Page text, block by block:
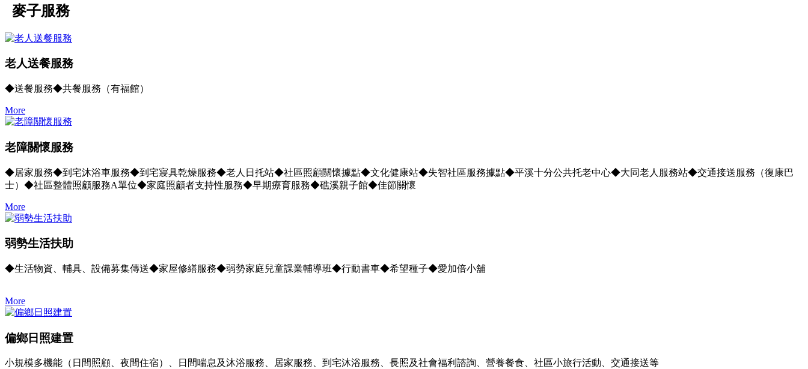
麥子服務
老人送餐服務
◆送餐服務◆共餐服務（有福館）
More
老障關懷服務
◆居家服務◆到宅沐浴車服務◆到宅寢具乾燥服務◆老人日托站◆社區照顧關懷據點◆文化健康站◆失智社區服務據點◆平溪十分公共托老中心◆大同老人服務站◆交通接送服務（復康巴
士）◆社區整體照顧服務A單位◆家庭照顧者支持性服務◆早期療育服務◆礁溪親子館◆佳節關懷
More
弱勢生活扶助
◆生活物資、輔具、設備募集傳送◆家屋修繕服務◆弱勢家庭兒童課業輔導班◆行動書車◆希望種子◆愛加倍小舖
More
偏鄉日照建置
小規模多機能（日間照顧、夜間住宿）、日間喘息及沐浴服務、居家服務、到宅沐浴服務、長照及社會福利諮詢、營養餐食、社區小旅行活動、交通接送等